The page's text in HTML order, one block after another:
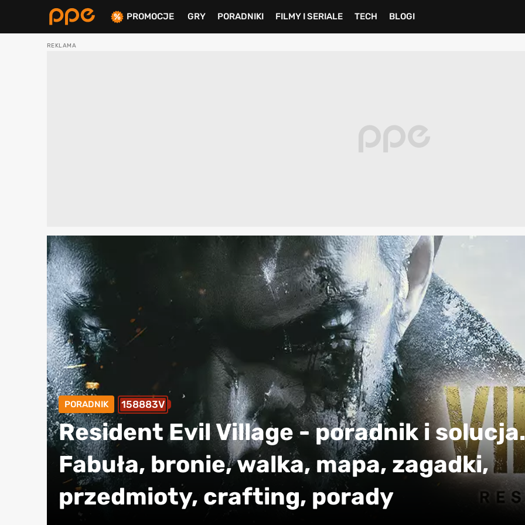
PROMOCJE GRY PORADNIKI FILMY I SERIALE TECH BLOGI
PORADNIK 158883V
Resident Evil Village - poradnik i solucja.
Fabuła, bronie, walka, mapa, zagadki,
przedmioty, crafting, porady